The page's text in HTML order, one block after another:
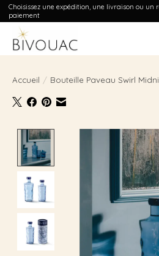
Choisissez une expédition, une livraison ou
paiement
Accueil / Bouteille Paveau Swirl
Product image